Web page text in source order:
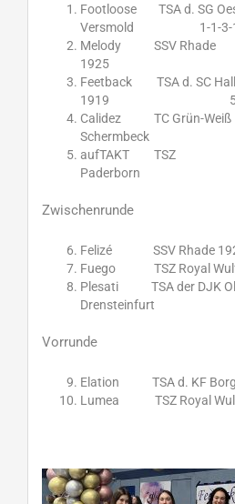
Footloose TSA d. SG
Versmold 1-1-3-
Melody SSV Rhade
1925 3-2-
Feetback TSA d. SC
1919 5-3-
Calidez TC Grün-Weiß
Schermbeck 4-
aufTAKT TSZ
Paderborn
Zwischenrunde
Felizé SSV Rhade
Fuego TSZ Royal
Plesati TSA der DJK
Drensteinfurt
Vorrunde
Elation TSA d. KF
Lumea TSZ Royal